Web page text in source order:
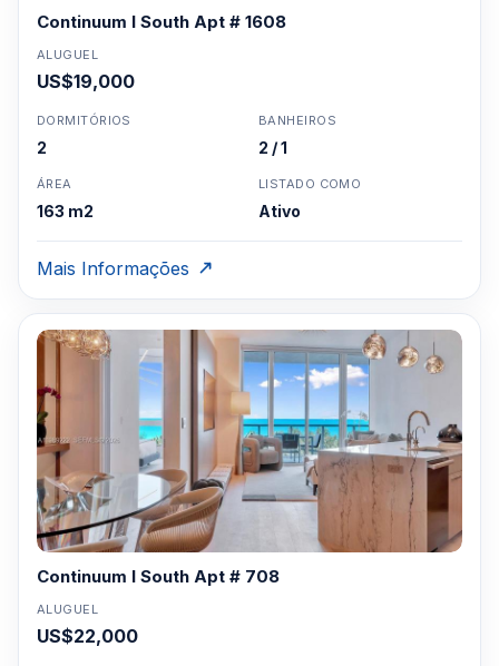
Continuum I South Apt # 1608
ALUGUEL
US$19,000
DORMITÓRIOS
2
BANHEIROS
2 / 1
ÁREA
163 m2
LISTADO COMO
Ativo
Mais Informações
Continuum I South Apt # 708
ALUGUEL
US$22,000